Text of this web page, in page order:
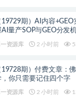
19729期）AI内容
AI量产SOP与GEO分发
资源库 2 小时前
19728期）付费文章：
，你只需要记住四个字
资源库 2 小时前